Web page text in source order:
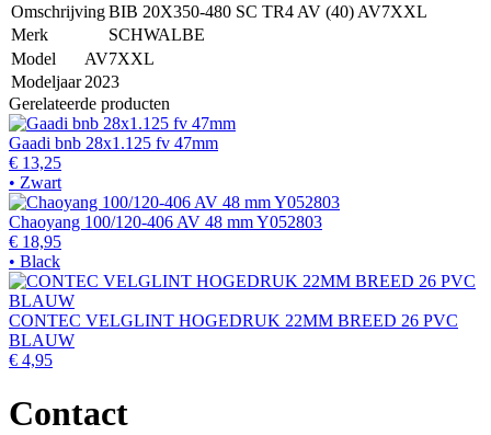
OmschrijvingBIB 20X350-480 SC TR4 AV (40) AV7XXL
Merk
SCHWALBE
Model
AV7XXL
Modeljaar 2023
Gerelateerde producten
Gaadi bnb 28x1.125 fv 47mm
€ 13,25
• Zwart
Chaoyang 100/120-406 AV 48 mm Y052803
€ 18,95
• Black
CONTEC VELGLINT HOGEDRUK 22MM BREED 26 PVC
BLAUW
€ 4,95
Contact